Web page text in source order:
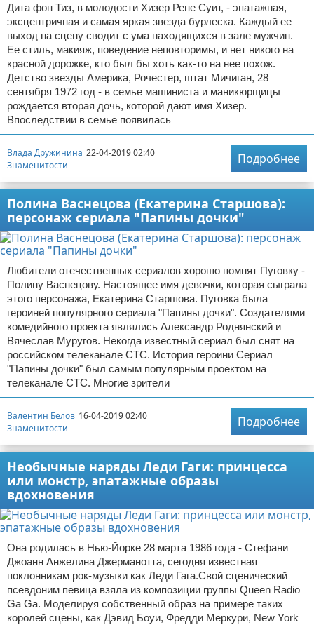
Дита фон Тиз, в молодости Хизер Рене Суит, - эпатажная,
эксцентричная и самая яркая звезда бурлеска. Каждый ее
выход на сцену сводит с ума находящихся в зале мужчин.
Ее стиль, макияж, поведение неповторимы, и нет никого на
красной дорожке, кто был бы хоть как-то на нее похож.
Детство звезды Америка, Рочестер, штат Мичиган, 28
сентября 1972 год - в семье машиниста и маникюрщицы
рождается вторая дочь, которой дают имя Хизер.
Впоследствии в семье появилась
Влада Дружинина 22-04-2019 02:40
Знаменитости
Подробнее
Полина Васнецова (Екатерина Старшова):
персонаж сериала "Папины дочки"
Любители отечественных сериалов хорошо помнят Пуговку -
Полину Васнецову. Настоящее имя девочки, которая сыграла
этого персонажа, Екатерина Старшова. Пуговка была
героиней популярного сериала "Папины дочки". Создателями
комедийного проекта являлись Александр Роднянский и
Вячеслав Муругов. Некогда известный сериал был снят на
российском телеканале СТС. История героини Сериал
"Папины дочки" был самым популярным проектом на
телеканале СТС. Многие зрители
Валентин Белов 16-04-2019 02:40
Знаменитости
Подробнее
Необычные наряды Леди Гаги: принцесса
или монстр, эпатажные образы
вдохновения
Она родилась в Нью-Йорке 28 марта 1986 года - Стефани
Джоанн Анжелина Джерманотта, сегодня известная
поклонникам рок-музыки как Леди Гага.Свой сценический
псевдоним певица взяла из композиции группы Queen Radio
Ga Ga. Моделируя собственный образ на примере таких
королей сцены, как Дэвид Боуи, Фредди Меркури, New York